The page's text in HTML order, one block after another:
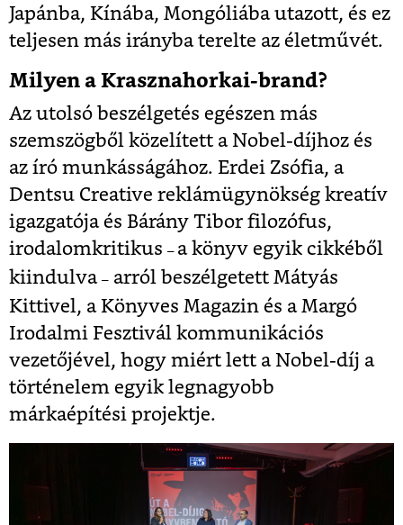
Japánba, Kínába, Mongóliába utazott, és ez
teljesen más irányba terelte az életművét.
Milyen a Krasznahorkai-brand?
Az utolsó beszélgetés egészen más
szemszögből közelített a Nobel-díjhoz és
az író munkásságához. Erdei Zsófia, a
Dentsu Creative reklámügynökség kreatív
igazgatója és Bárány Tibor filozófus,
irodalomkritikus – a könyv egyik cikkéből
kiindulva – arról beszélgetett Mátyás
Kittivel, a Könyves Magazin és a Margó
Irodalmi Fesztivál kommunikációs
vezetőjével, hogy miért lett a Nobel-díj a
történelem egyik legnagyobb
márkaépítési projektje.